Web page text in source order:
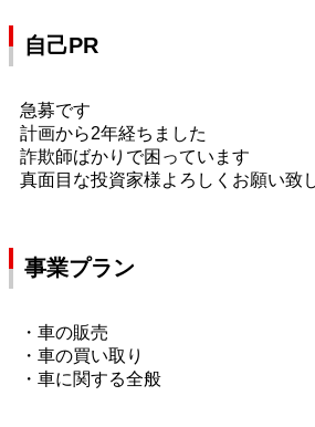
自己PR
急募です
計画から2年経ちました
詐欺師ばかりで困っています
真面目な投資家様よろしくお願い致
事業プラン
・車の販売
・車の買い取り
・車に関する全般